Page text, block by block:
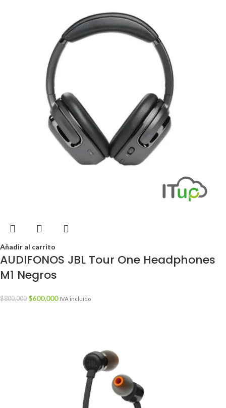
Añadir al carrito
AUDIFONOS JBL Tour One Headphones
M1 Negros
$800,000 $600,000 IVA incluído